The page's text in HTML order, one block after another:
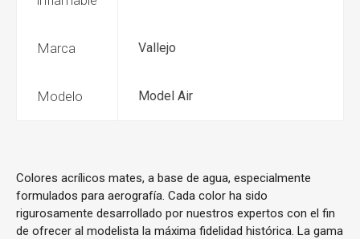
Marca Vallejo
Modelo Model Air
Colores acrílicos mates, a base de agua, especialmente
formulados para aerografía. Cada color ha sido
rigurosamente desarrollado por nuestros expertos con el fin
de ofrecer al modelista la máxima fidelidad histórica. La gama